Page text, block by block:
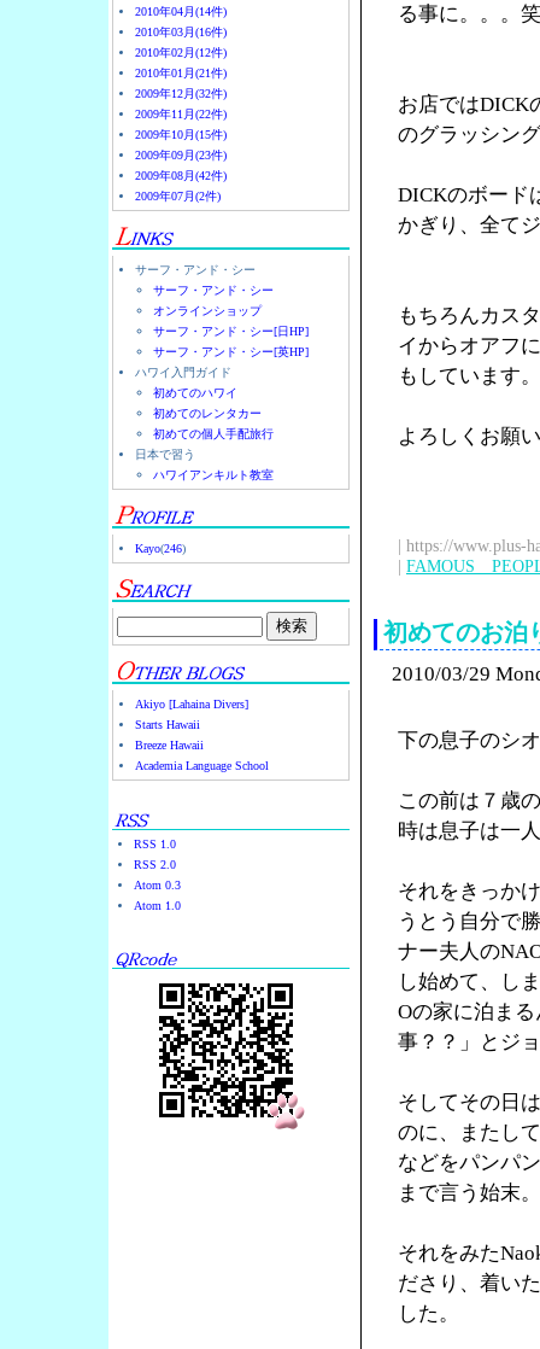
2010年04月(14件)
2010年03月(16件)
2010年02月(12件)
2010年01月(21件)
2009年12月(32件)
2009年11月(22件)
2009年10月(15件)
2009年09月(23件)
2009年08月(42件)
2009年07月(2件)
サーフ・アンド・シー
サーフ・アンド・シー
オンラインショップ
サーフ・アンド・シー[日HP]
サーフ・アンド・シー[英HP]
ハワイ入門ガイド
初めてのハワイ
初めてのレンタカー
初めての個人手配旅行
日本で習う
ハワイアンキルト教室
Kayo(246)
Akiyo [Lahaina Divers]
Starts Hawaii
Breeze Hawaii
Academia Language School
RSS 1.0
RSS 2.0
Atom 0.3
Atom 1.0
る事に。。。笑
お店では
のグラッシン
DICKのボード
かぎり、全て
もちろんカス
イからオアフ
もしています。
よろしくお願
| https://www.plus-
| FAMOUS
初めてのお泊
2010/03/29
下の息子のシ
この前は７歳
時は息子は一
それをきっか
うとう自分で
ナー夫人の
し始めて、し
Oの家に泊ま
事？？」とジ
そしてその日
のに、またし
などをパンパ
まで言う始末。
それをみた
ださり、着い
した。